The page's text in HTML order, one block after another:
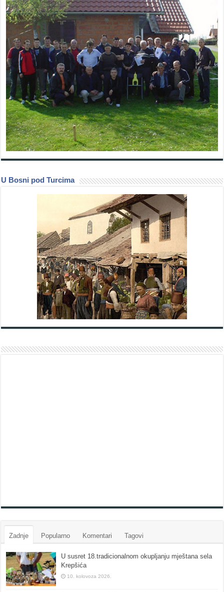
U Bosni pod Turcima
Zadnje Popularno Komentari Tagovi
U susret 18.tradicionalnom okupljanju mještana sela
Krepšića
10. kolovoza 2026.